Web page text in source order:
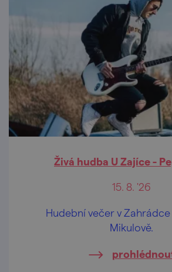
Živá hudba U Zajíce -
15. 8. '26
Hudební večer v Zahrádce
Mikulově.